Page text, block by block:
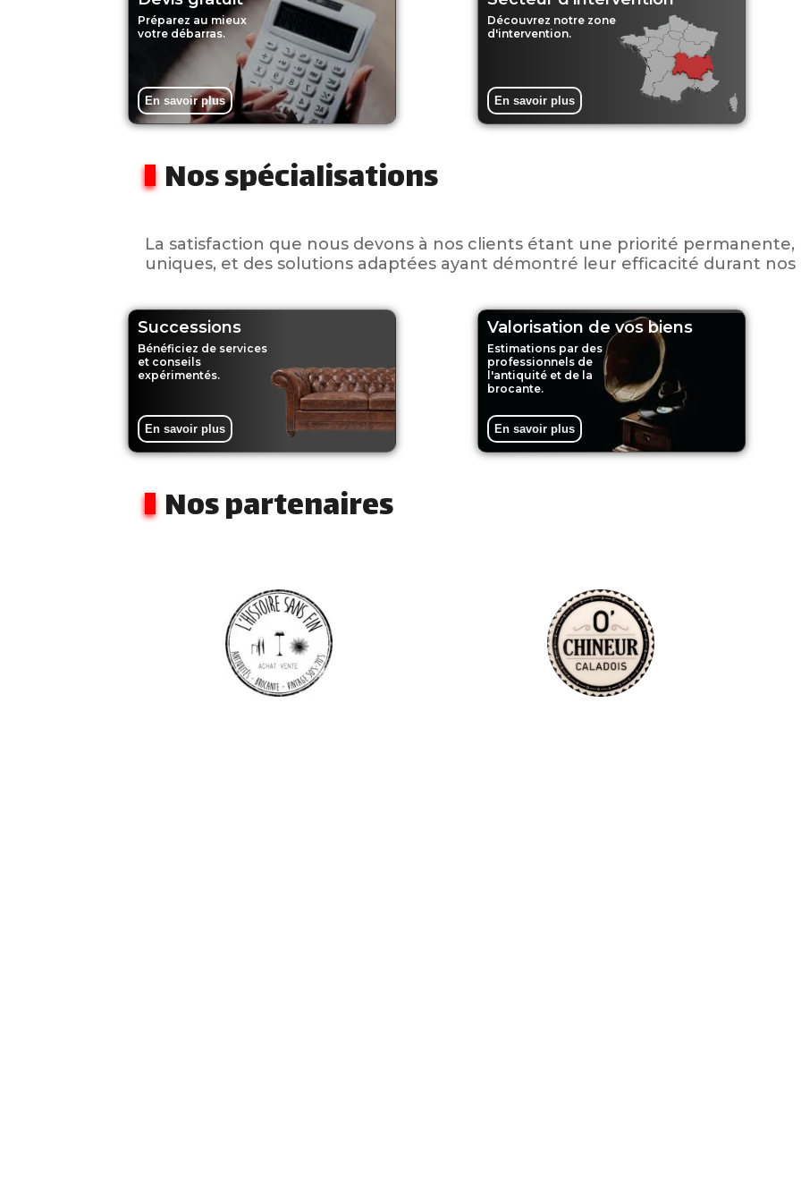
Préparez au mieux
votre débarras.
En savoir plus
Découvrez notre zone
d'intervention.
En savoir plus
Nos spécialisations
La satisfaction que nous devons à nos clients étant une priorité permanente,
uniques, et des solutions adaptées ayant démontré leur efficacité durant nos
Successions
Bénéficiez de services
et conseils
expérimentés.
En savoir plus
Valorisation de vos biens
Estimations par des
professionnels de
l'antiquité et de la
brocante.
En savoir plus
Nos partenaires